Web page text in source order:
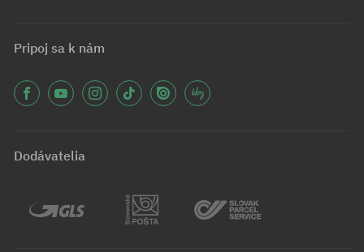
Pripoj sa k nám
Dodávatelia